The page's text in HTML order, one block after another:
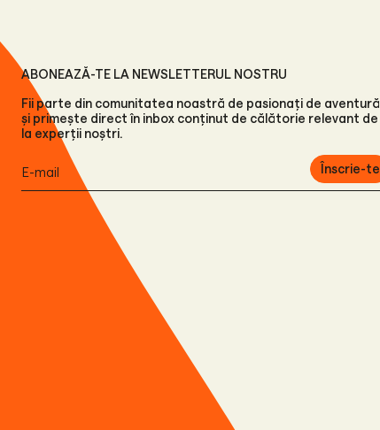
ABONEAZĂ-TE LA NEWSLETTERUL NOSTRU
Fii parte din comunitatea noastră de pasionați de aventură
și primește direct în inbox conținut de călătorie relevant de
la experții noștri.
Înscrie-te